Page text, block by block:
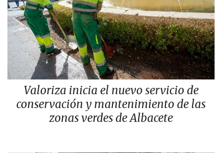
Valoriza inicia el nuevo servicio de
conservación y mantenimiento de las
zonas verdes de Albacete